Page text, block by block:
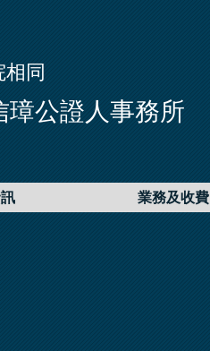
同
璋公證人事務所
業務及收費